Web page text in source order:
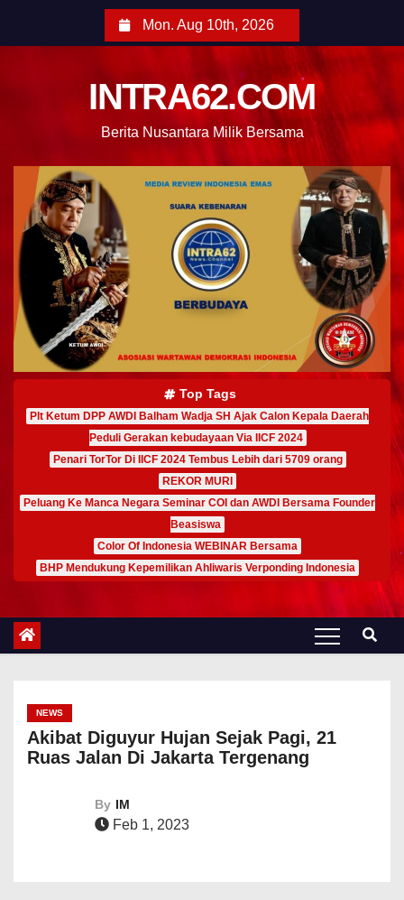
Mon. Aug 10th, 2026
INTRA62.COM
Berita Nusantara Milik Bersama
Top Tags
Plt Ketum DPP AWDI Balham Wadja SH Ajak Calon Kepala Daerah
Peduli Gerakan kebudayaan Via IICF 2024
Penari TorTor Di IICF 2024 Tembus Lebih dari 5709 orang
REKOR MURI
Peluang Ke Manca Negara Seminar COI dan AWDI Bersama Founder
Beasiswa
Color Of Indonesia WEBINAR Bersama
BHP Mendukung Kepemilikan Ahliwaris Verponding Indonesia
NEWS
Akibat Diguyur Hujan Sejak Pagi, 21
Ruas Jalan Di Jakarta Tergenang
By IM
Feb 1, 2023